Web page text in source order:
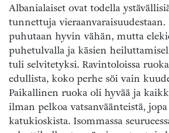
Albanialaiset ovat todella
tunnettuja vieraanvaraisuudestaan.
puhutaan hyvin vähän, mutta
puhetulvalla ja käsien
tuli selvitetyksi. Ravintoloissa
edullista, koko perhe söi vain
Paikallinen ruoka oli hyvää ja
ilman pelkoa vatsanväänteistä,
katukioskista. Isommassa